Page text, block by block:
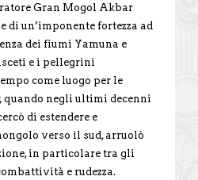
Gran Mogol Akbar
di un’imponente fortezza ad
dei fiumi Yamuna e
e i pellegrini
come luogo per le
quando negli ultimi decenni
di estendere e
verso il sud, arruolò
in particolare tra gli
e rudezza.